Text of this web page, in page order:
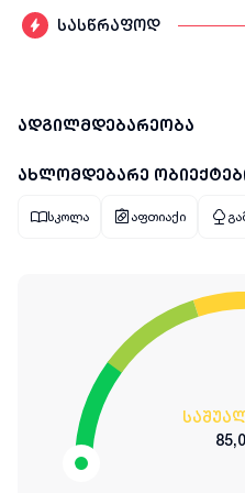
სასწრაფოდ
ადგილმდებარეობა
ახლომდებარე
სკოლა აფთიაქი